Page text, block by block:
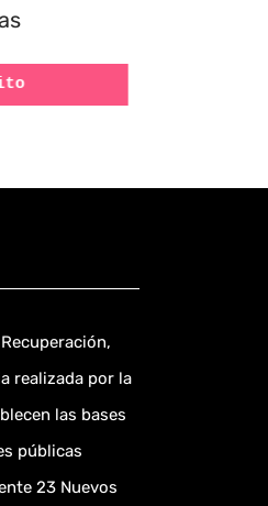
realizada por la
las bases
públicas
23 Nuevos